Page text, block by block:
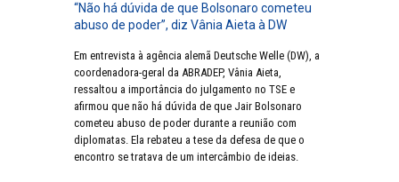
“Não há dúvida de que Bolsonaro cometeu
abuso de poder”, diz Vânia Aieta à DW
Em entrevista à agência alemã Deutsche Welle (DW), a
coordenadora-geral da ABRADEP, Vânia Aieta,
ressaltou a importância do julgamento no TSE e
afirmou que não há dúvida de que Jair Bolsonaro
cometeu abuso de poder durante a reunião com
diplomatas. Ela rebateu a tese da defesa de que o
encontro se tratava de um intercâmbio de ideias.